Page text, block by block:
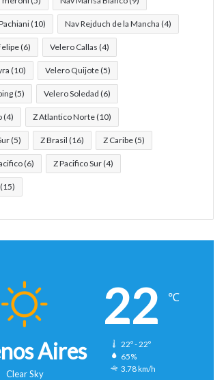
(10) Nav Rejduch de la Mancha (4)
(6) Velero Callas (4)
(10) Velero Quijote(5)
(5) Velero Soledad (6)
(4) Z Atlantico Norte(10)
(5) Z Brasil (16) Z Caribe(5)
(6) Z Pacifico Sur(4)
(15)
Aires
Clear Sky
22 ℃
22º - 22º
65%
3.78 km/h